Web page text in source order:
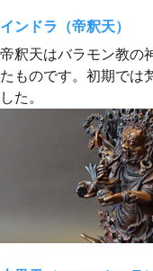
インドラ（帝釈天）
帝釈天はバラモン教の
たものです。初期では
した。